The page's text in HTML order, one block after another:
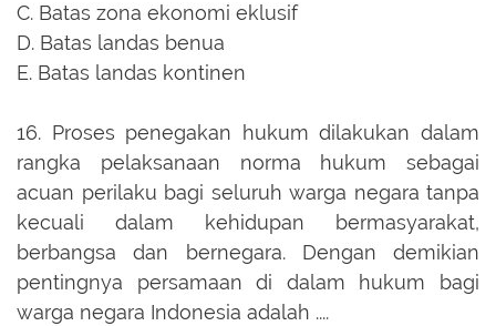
C. Batas zona ekonomi eklusif
D. Batas landas benua
E. Batas landas kontinen
16. Proses penegakan hukum dilakukan dalam
rangka pelaksanaan norma hukum sebagai
acuan perilaku bagi seluruh warga negara tanpa
kecuali dalam kehidupan bermasyarakat,
berbangsa dan bernegara. Dengan demikian
pentingnya persamaan di dalam hukum bagi
warga negara Indonesia adalah ....